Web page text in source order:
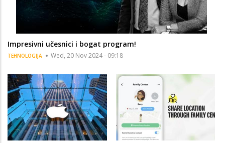
Impresivni učesnici i bogat program!
TEHNOLOGIJA Wed, 20 Nov 2024 - 09:18